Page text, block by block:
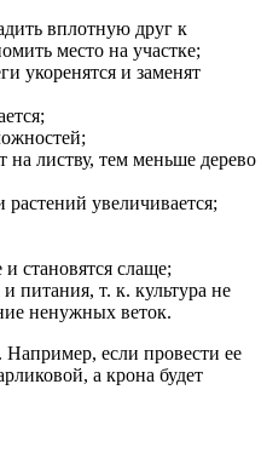
вплотную друг к
место на участке;
укоренятся и заменят
на листву, тем меньше дерево
увеличивается;
становятся слаще;
питания, т. к. культура не
ненужных веток.
если провести ее
а крона будет